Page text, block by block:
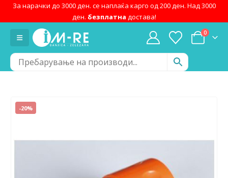
За нарачки до 3000 ден. се наплаќа карго од 200 ден. Над 3000
ден. безплатна достава!
0
-20%